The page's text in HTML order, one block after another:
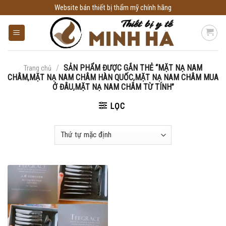
to
content
Website bán thiết bị thẩm mỹ chính hãng
Trang chủ / SẢN PHẨM ĐƯỢC GẮN THẺ “MẶT NẠ NAM
CHÂM,MẶT NẠ NAM CHÂM HÀN QUỐC,MẶT NẠ NAM CHÂM MUA
Ở ĐÂU,MẶT NẠ NAM CHÂM TỪ TÍNH”
LỌC